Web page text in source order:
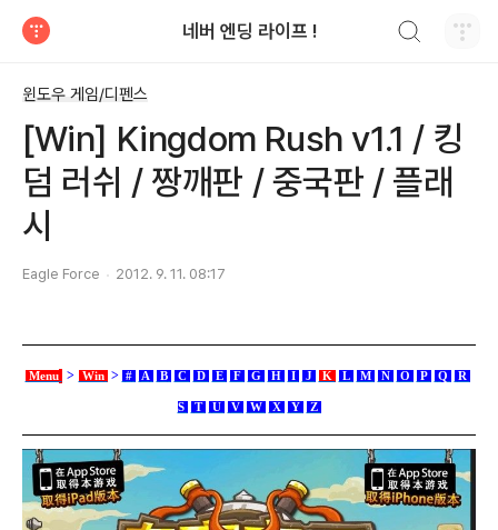
네버 엔딩 라이프 !
윈도우 게임/디펜스
[Win] Kingdom Rush v1.1 / 킹
덤 러쉬 / 짱깨판 / 중국판 / 플래
시
Eagle Force 2012. 9. 11. 08:17
Menu > Win > # A B C D E F G H I J K L M N O P Q R
S T U V W X Y Z